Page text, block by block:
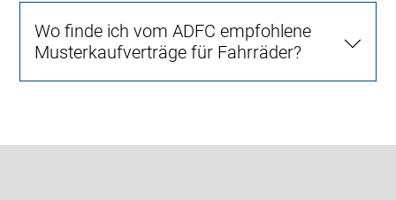
Wo finde ich vom ADFC empfohlene
Musterkaufverträge für Fahrräder?